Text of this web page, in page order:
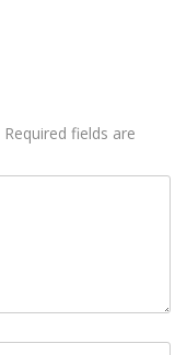
Required fields are